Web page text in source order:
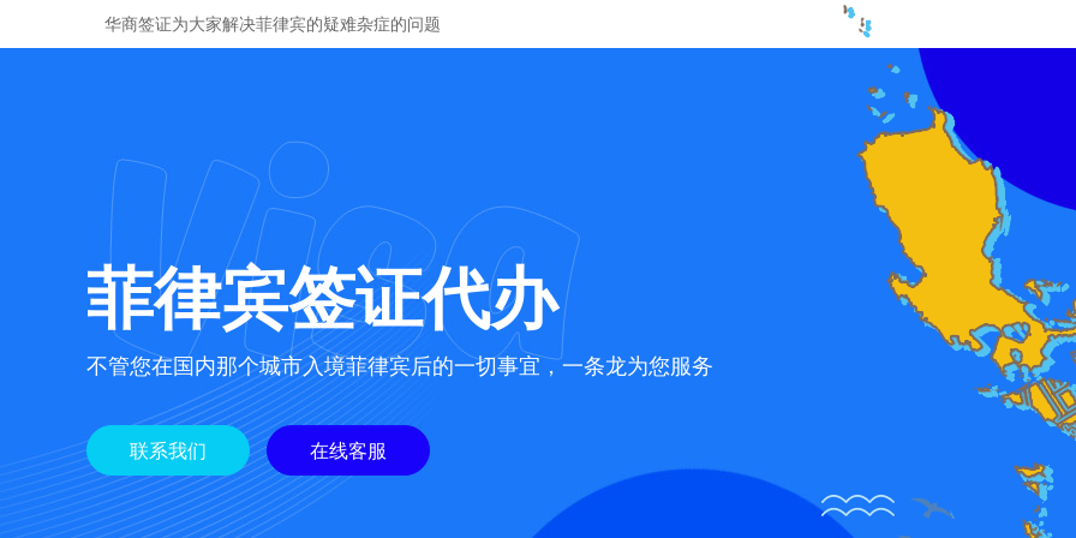
华商签证为大家解决菲律宾的疑难杂症的问题
菲律宾签证代办
不管您在国内那个城市入境菲律宾后的一切事宜，一条龙为您服务
联系我们 在线客服